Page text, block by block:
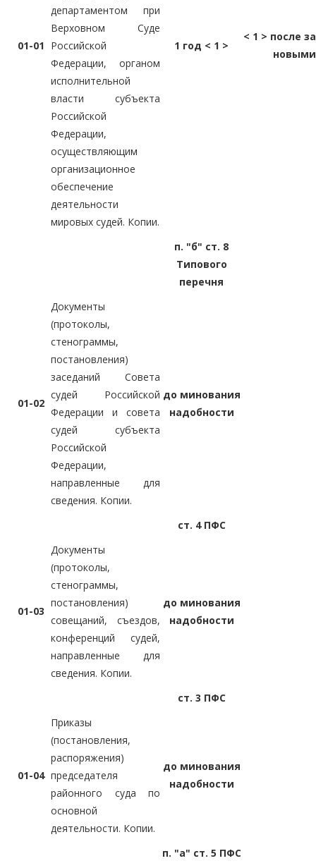
01-01
департаментом при
Верховном Суде
Российской
Федерации, органом
исполнительной
власти субъекта
Российской
Федерации,
осуществляющим
организационное
обеспечение
деятельности
мировых судей. Копии.
1 год < 1 >
< 1 > после
новыми
п. "б" ст. 8
Типового
перечня
01-02
Документы
(протоколы,
стенограммы,
постановления)
заседаний Совета
судей Российской
Федерации и совета
судей субъекта
Российской
Федерации,
направленные для
сведения. Копии.
до минования
надобности
ст. 4 ПФС
01-03
Документы
(протоколы,
стенограммы,
постановления)
совещаний, съездов,
конференций судей,
направленные для
сведения. Копии.
до минования
надобности
ст. 3 ПФС
01-04
Приказы
(постановления,
распоряжения)
председателя
районного суда по
основной
деятельности. Копии.
до минования
надобности
п. "а" ст. 5 ПФС